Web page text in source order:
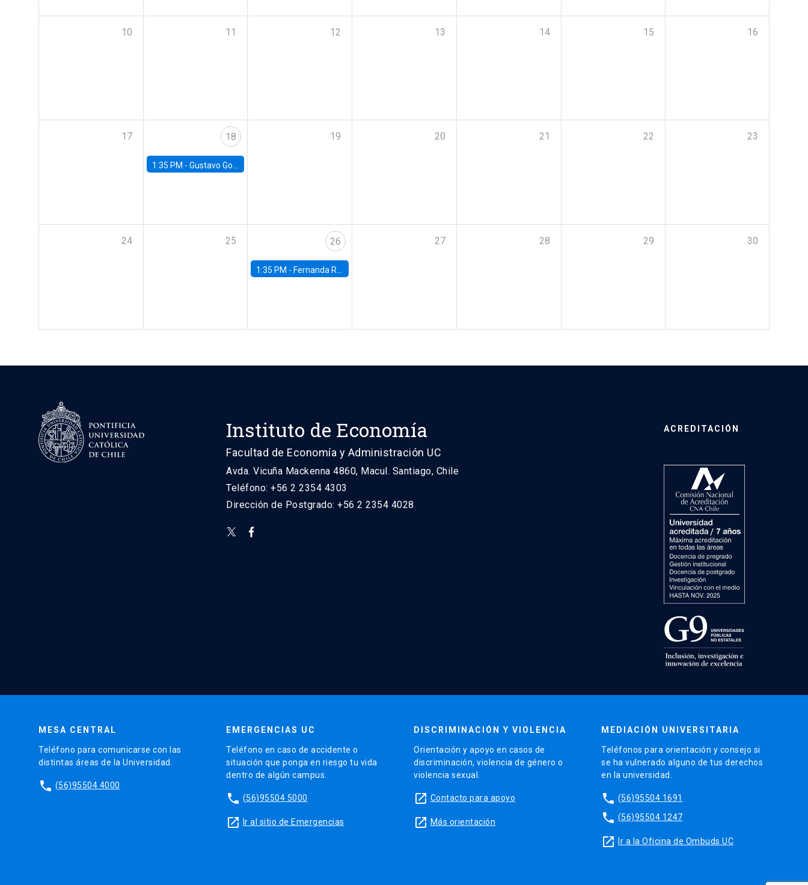
10 11 12 13 14 15 16
17 18
1:35 PM - Gustavo González, Banco Central de Chile
19 20 21 22 23
24 25 26
1:35 PM - Fernanda Rojas Ampuero, University of Wisconsin-Madison
27 28 29 30
Instituto de Economía
Facultad de Economía y Administración UC
Avda. Vicuña Mackenna 4860, Macul. Santiago, Chile
Teléfono: +56 2 2354 4303
Dirección de Postgrado: +56 2 2354 4028
ACREDITACIÓN
MESA CENTRAL
Teléfono para comunicarse con las
distintas áreas de la Universidad.
phone (56)95504 4000
EMERGENCIAS UC
Teléfono en caso de accidente o
situación que ponga en riesgo tu vida
dentro de algún campus.
phone (56)95504 5000
launch Ir al sitio de Emergencias
DISCRIMINACIÓN Y VIOLENCIA
Orientación y apoyo en casos de
discriminación, violencia de género o
violencia sexual.
launch Contacto para apoyo
launch Más orientación
MEDIACIÓN UNIVERSITARIA
Teléfonos para orientación y consejo si
se ha vulnerado alguno de tus derechos
en la universidad.
phone (56)95504 1691
phone (56)95504 1247
launch Ir a la Oficina de Ombuds UC